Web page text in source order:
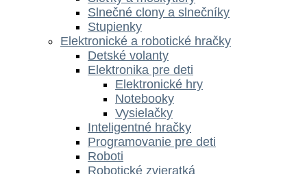
Slnečné clony a slnečníky
Stupienky
Elektronické a robotické hračky
Detské volanty
Elektronika pre deti
Elektronické hry
Notebooky
Vysielačky
Inteligentné hračky
Programovanie pre deti
Roboti
Robotické zvieratká